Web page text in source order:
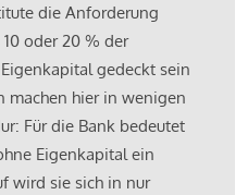
die Anforderung
oder 20 % der
gedeckt sein
machen hier in wenigen
Für die Bank bedeutet
Eigenkapital ein
wird sie sich in nur